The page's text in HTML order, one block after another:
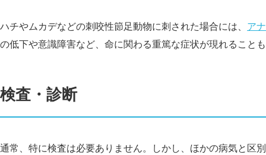
ハチやムカデなどの刺咬性節足動物に刺された場合には、 ア
の低下や意識障害など、命に関わる重篤な症状が現れること
検査・診断
通常、特に検査は必要ありません。しかし、ほかの病気と区